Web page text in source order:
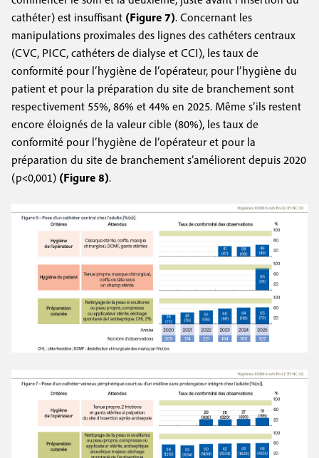
cathéter) est insuffisant (Figure 7). Concernant les
manipulations proximales des lignes des cathéters centraux
(CVC, PICC, cathéters de dialyse et CCI), les taux de
conformité pour l’hygiène de l’opérateur, pour l’hygiène du
patient et pour la préparation du site de branchement sont
respectivement 55%, 86% et 44% en 2025. Même s’ils restent
encore éloignés de la valeur cible (80%), les taux de
conformité pour l’hygiène de l’opérateur et pour la
préparation du site de branchement s’améliorent depuis 2020
(p<0,001) (Figure 8).